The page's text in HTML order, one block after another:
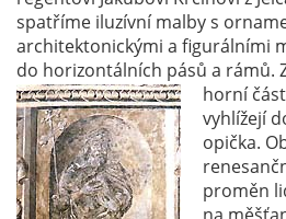
spatříme iluzívní malby s
architektonickými a figurálními
do horizontálních pásů a rámů.
horní
vyhlížejí
opička.
proměn